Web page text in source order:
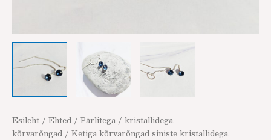
Esileht / Ehted / Pärlitega / kristallidega
kõrvarõngad / Ketiga kõrvarõngad siniste kristallidega